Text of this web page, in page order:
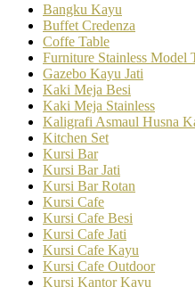
Bangku Kayu
Buffet Credenza
Coffe Table
Furniture Stainless Model
Gazebo Kayu Jati
Kaki Meja Besi
Kaki Meja Stainless
Kaligrafi Asmaul Husna
Kitchen Set
Kursi Bar
Kursi Bar Jati
Kursi Bar Rotan
Kursi Cafe
Kursi Cafe Besi
Kursi Cafe Jati
Kursi Cafe Kayu
Kursi Cafe Outdoor
Kursi Kantor Kayu